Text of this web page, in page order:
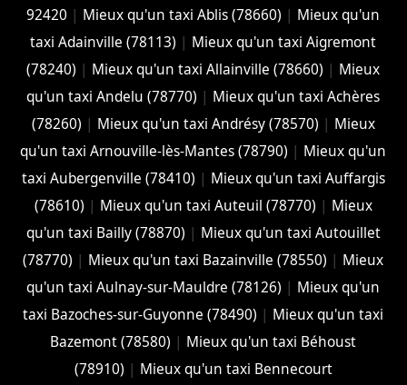
92420 | Mieux qu'un taxi Ablis (78660) | Mieux qu'un
taxi Adainville (78113) | Mieux qu'un taxi Aigremont
(78240) | Mieux qu'un taxi Allainville (78660) | Mieux
qu'un taxi Andelu (78770) | Mieux qu'un taxi Achères
(78260) | Mieux qu'un taxi Andrésy (78570) | Mieux
qu'un taxi Arnouville-lès-Mantes (78790) | Mieux qu'un
taxi Aubergenville (78410) | Mieux qu'un taxi Auffargis
(78610) | Mieux qu'un taxi Auteuil (78770) | Mieux
qu'un taxi Bailly (78870) | Mieux qu'un taxi Autouillet
(78770) | Mieux qu'un taxi Bazainville (78550) | Mieux
qu'un taxi Aulnay-sur-Mauldre (78126) | Mieux qu'un
taxi Bazoches-sur-Guyonne (78490) | Mieux qu'un taxi
Bazemont (78580) | Mieux qu'un taxi Béhoust
(78910) | Mieux qu'un taxi Bennecourt